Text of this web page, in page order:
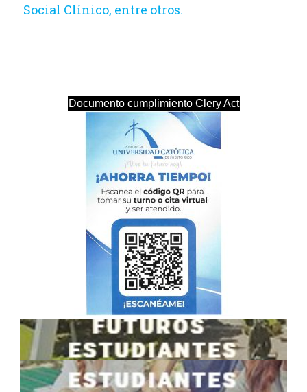
Social Clínico, entre otros.
Documento cumplimiento Clery Act
[listmenu menu="prospectos" menu_class="menu-class"]
[listmenu menu="estudiantes" menu_class="menu-class"]